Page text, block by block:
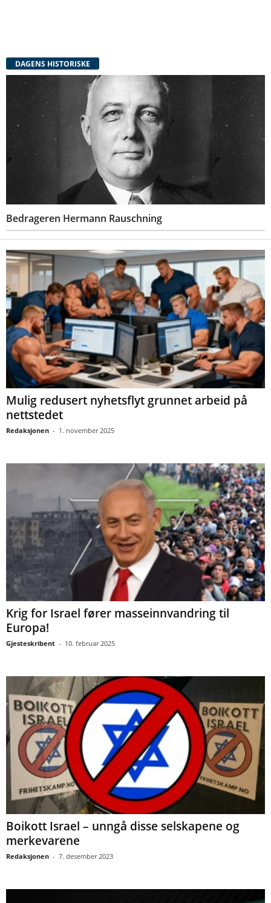
DAGENS HISTORISKE
Bedrageren Hermann Rauschning
Mulig redusert nyhetsflyt grunnet arbeid på
nettstedet
Redaksjonen - 1. november 2025
Krig for Israel fører masseinnvandring til
Europa!
Gjesteskribent - 10. februar 2025
Boikott Israel – unngå disse selskapene og
merkevarene
Redaksjonen - 7. desember 2023